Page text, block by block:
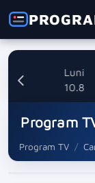
Luni
10.8
Program
Program TV